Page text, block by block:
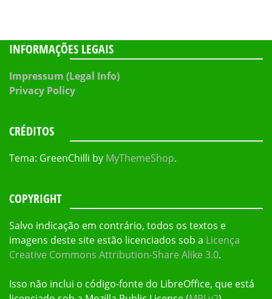
INFORMAÇÕES LEGAIS
Impressum (Legal Info)
Privacy Policy
CRÉDITOS
Tema: GreenChilli by MyThemeShop.
COPYRIGHT
Salvo indicação em contrário, todos os textos e
imagens deste site estão licenciados sob a Licença
Creative Commons Attribution-Share Alike 3.0.
Isso não inclui o código-fonte do LibreOffice, que está